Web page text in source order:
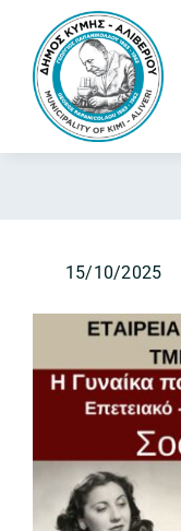
content
15/10/2025